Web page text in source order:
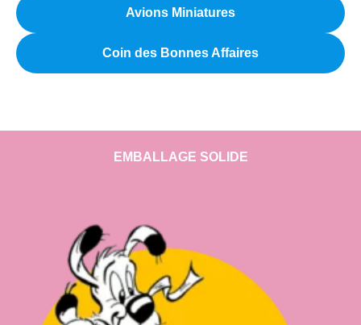
Avions Miniatures
Coin des Bonnes Affaires
EMBALLAGE SOLIDE